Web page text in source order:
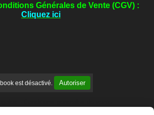
Générales de Vente (CGV) :
Cliquez ici
est désactivé. Autoriser